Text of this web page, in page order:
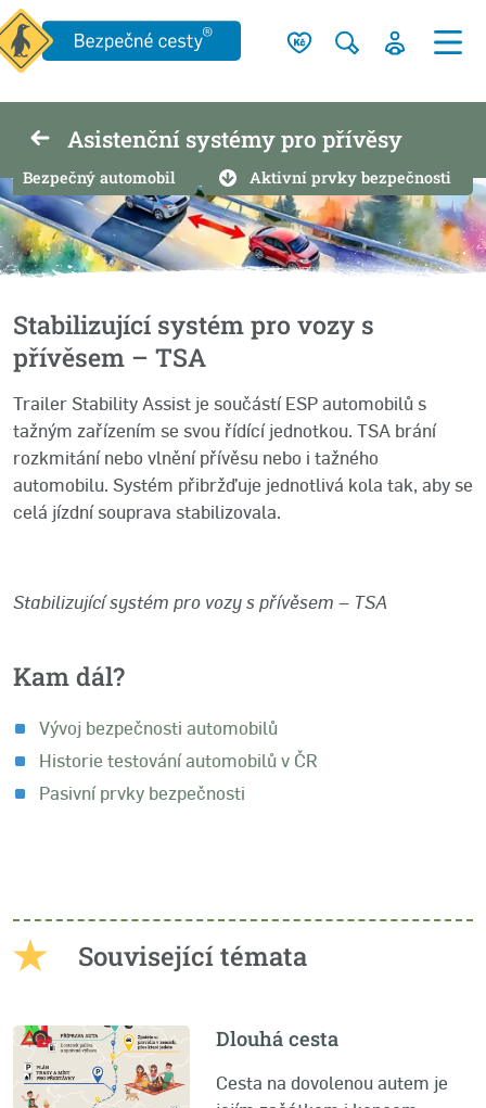
Asistenční systémy pro přívěsy
Bezpečný automobil Aktivní prvky bezpečnosti
Stabilizující systém pro vozy s
přívěsem – TSA
Trailer Stability Assist je součástí ESP automobilů s
tažným zařízením se svou řídící jednotkou. TSA brání
rozkmitání nebo vlnění přívěsu nebo i tažného
automobilu. Systém přibržďuje jednotlivá kola tak, aby se
celá jízdní souprava stabilizovala.
Stabilizující systém pro vozy s přívěsem – TSA
Kam dál?
Vývoj bezpečnosti automobilů
Historie testování automobilů v ČR
Pasivní prvky bezpečnosti
Související témata
Dlouhá cesta
Cesta na dovolenou autem je